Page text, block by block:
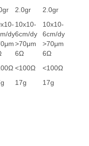
2.0gr 2.0gr
dy
10x10-
6cm/dy
10x10-
6cm/dy
>70μm
>70μm
6Ω
6Ω
<100Ω
<100Ω
17g 17g